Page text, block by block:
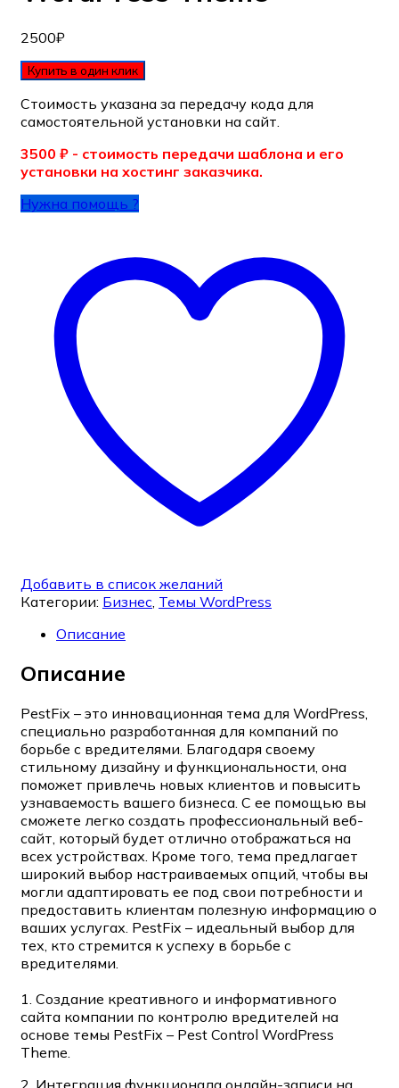
2500₽
Купить в один клик
Стоимость указана за передачу кода для
самостоятельной установки на сайт.
3500 ₽ - стоимость передачи шаблона и его
установки на хостинг заказчика.
Нужна помощь ?
Добавить в список желаний
Категории: Бизнес Темы WordPress
Описание
Описание
PestFix – это инновационная тема для WordPress,
специально разработанная для компаний по
борьбе с вредителями. Благодаря своему
стильному дизайну и функциональности, она
поможет привлечь новых клиентов и повысить
узнаваемость вашего бизнеса. С ее помощью вы
сможете легко создать профессиональный веб-
сайт, который будет отлично отображаться на
всех устройствах. Кроме того, тема предлагает
широкий выбор настраиваемых опций, чтобы вы
могли адаптировать ее под свои потребности и
предоставить клиентам полезную информацию о
ваших услугах. PestFix – идеальный выбор для
тех, кто стремится к успеху в борьбе с
вредителями.
1. Создание креативного и информативного
сайта компании по контролю вредителей на
основе темы PestFix – Pest Control WordPress
Theme.